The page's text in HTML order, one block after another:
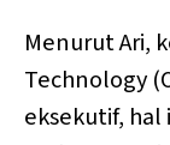
Menurut Ari,
Technology
eksekutif, hal